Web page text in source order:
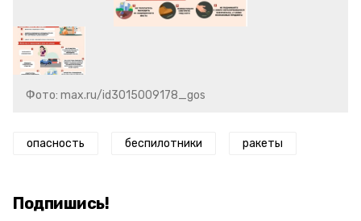
Фото: max.ru/id3015009178_gos
опасность беспилотники ракеты
Подпишись!